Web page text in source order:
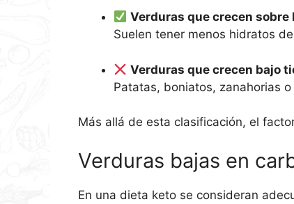
Verduras que crecen
Suelen tener menos hidratos
Verduras que crecen bajo
Patatas, boniatos, zanahorias
Más allá de esta clasificación, el
Verduras bajas en
En una dieta keto se consideran